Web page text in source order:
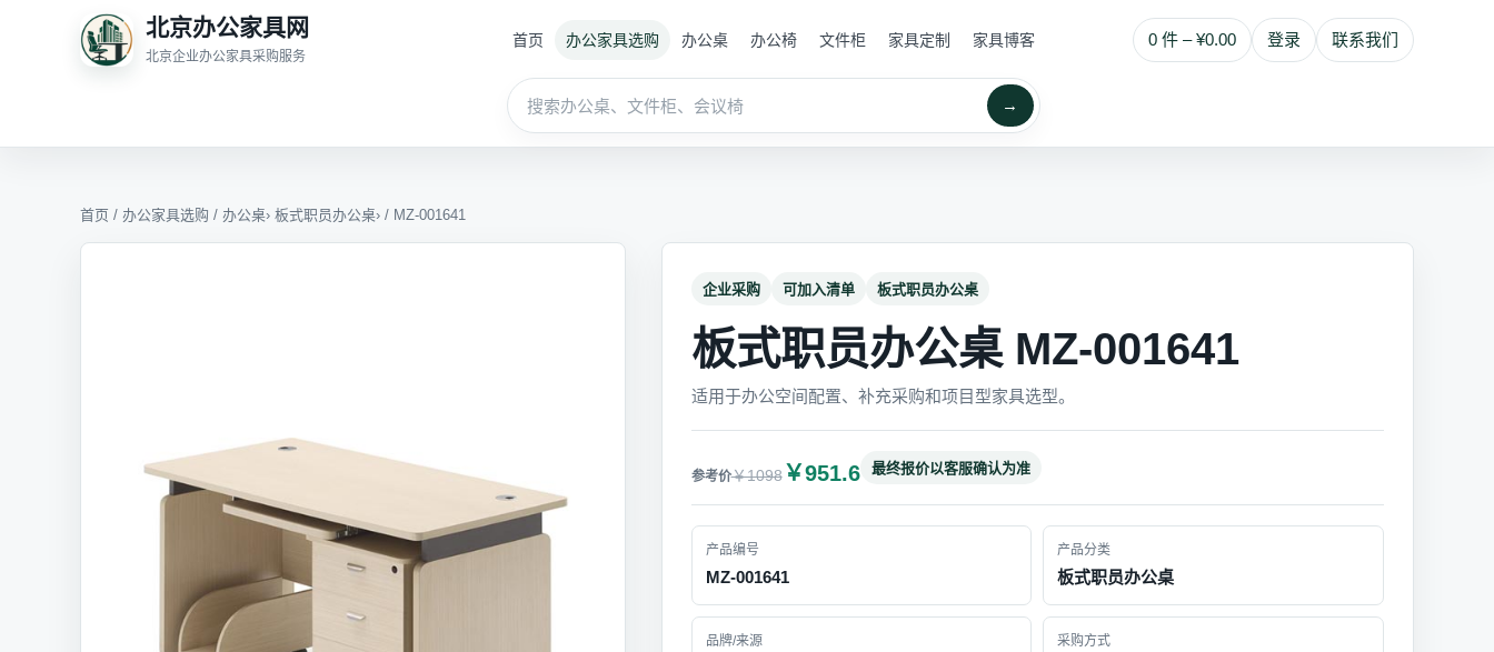
北京办公家具网
北京企业办公家具采购服务
0 件 – ¥0.00 登录 联系我们
首页 办公家具选购 办公桌 办公椅 文件柜 家具定制 家具博客
→
首页 / 办公家具选购 / 办公桌› 板式职员办公桌› / MZ-001641
企业采购 可加入清单 板式职员办公桌
板式职员办公桌 MZ-001641
适用于办公空间配置、补充采购和项目型家具选型。
￥1098￥951.6 最终报价以客服确认为准
产品编号
MZ-001641
产品分类
板式职员办公桌
品牌/来源 采购方式